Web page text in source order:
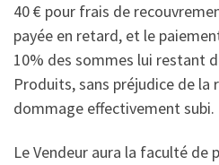
40 € pour frais de
payée en retard, et le
10% des sommes lui restant
Produits, sans préjudice de
dommage effectivement subi.
Le Vendeur aura la faculté de